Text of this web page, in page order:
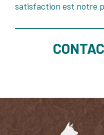
satisfaction est notre